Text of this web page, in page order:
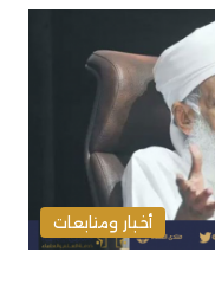
أخبار ومتابعات